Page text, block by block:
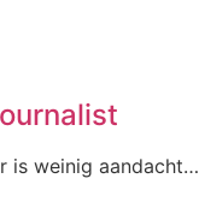
is weinig aandacht…